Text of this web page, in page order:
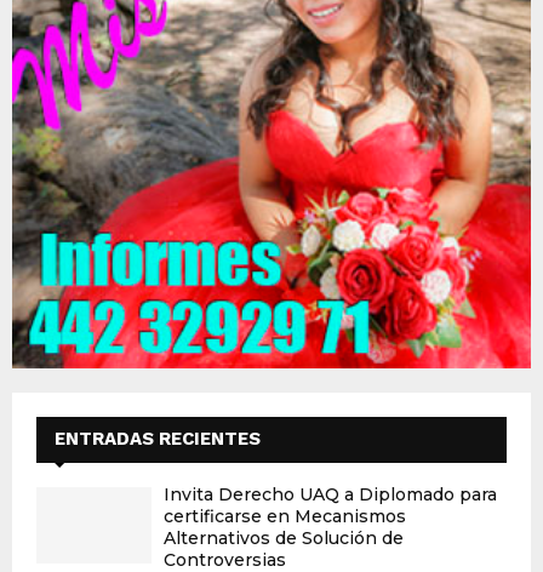
ENTRADAS RECIENTES
Invita Derecho UAQ a Diplomado para
certificarse en Mecanismos
Alternativos de Solución de
Controversias